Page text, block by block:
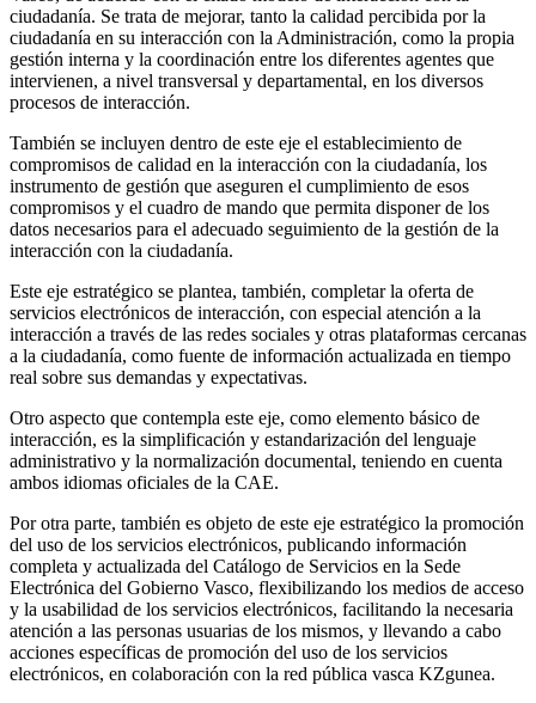
ciudadanía. Se trata de mejorar, tanto la calidad percibida por la
ciudadanía en su interacción con la Administración, como la propia
gestión interna y la coordinación entre los diferentes agentes que
intervienen, a nivel transversal y departamental, en los diversos
procesos de interacción.
También se incluyen dentro de este eje el establecimiento de
compromisos de calidad en la interacción con la ciudadanía, los
instrumento de gestión que aseguren el cumplimiento de esos
compromisos y el cuadro de mando que permita disponer de los
datos necesarios para el adecuado seguimiento de la gestión de la
interacción con la ciudadanía.
Este eje estratégico se plantea, también, completar la oferta de
servicios electrónicos de interacción, con especial atención a la
interacción a través de las redes sociales y otras plataformas cercanas
a la ciudadanía, como fuente de información actualizada en tiempo
real sobre sus demandas y expectativas.
Otro aspecto que contempla este eje, como elemento básico de
interacción, es la simplificación y estandarización del lenguaje
administrativo y la normalización documental, teniendo en cuenta
ambos idiomas oficiales de la CAE.
Por otra parte, también es objeto de este eje estratégico la promoción
del uso de los servicios electrónicos, publicando información
completa y actualizada del Catálogo de Servicios en la Sede
Electrónica del Gobierno Vasco, flexibilizando los medios de acceso
y la usabilidad de los servicios electrónicos, facilitando la necesaria
atención a las personas usuarias de los mismos, y llevando a cabo
acciones específicas de promoción del uso de los servicios
electrónicos, en colaboración con la red pública vasca KZgunea.